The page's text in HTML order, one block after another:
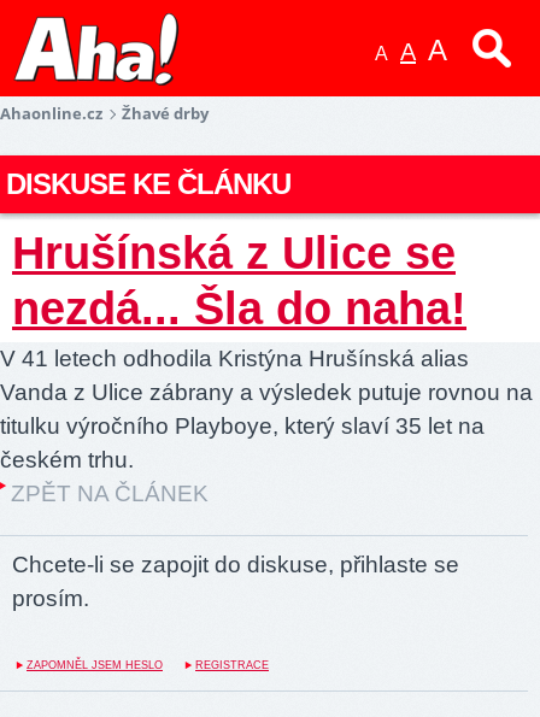
A A A
Ahaonline.cz Žhavé drby
DISKUSE KE ČLÁNKU
Hrušínská z Ulice se
nezdá... Šla do naha!
V 41 letech odhodila Kristýna Hrušínská alias
Vanda z Ulice zábrany a výsledek putuje rovnou na
titulku výročního Playboye, který slaví 35 let na
českém trhu.
ZPĚT NA ČLÁNEK
Chcete-li se zapojit do diskuse, přihlaste se
prosím.
ZAPOMNĚL JSEM HESLO REGISTRACE